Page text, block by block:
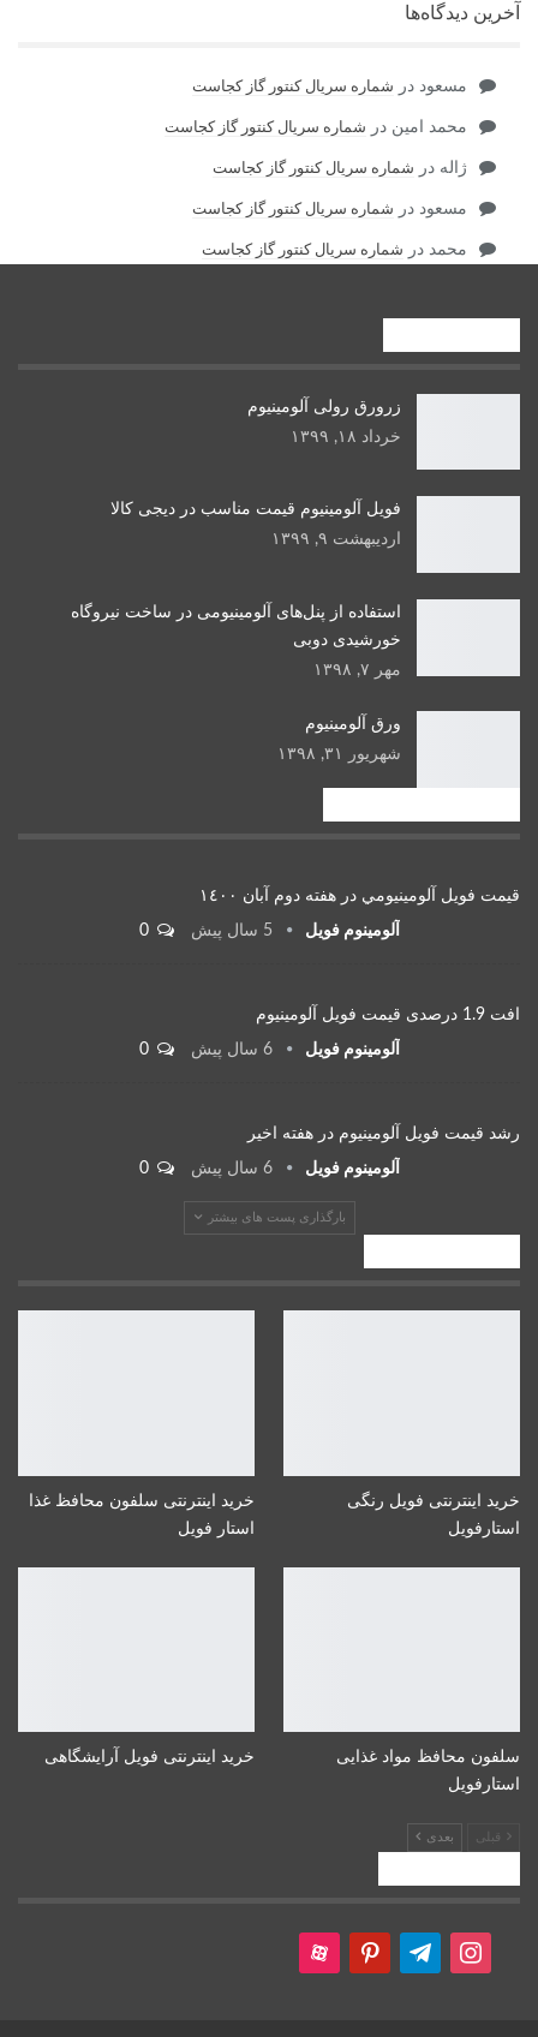
آخرین دیدگاه‌ها
مسعود در شماره سریال کنتور گاز کجاست
محمد امین در شماره سریال کنتور گاز کجاست
ژاله در شماره سریال کنتور گاز کجاست
مسعود در شماره سریال کنتور گاز کجاست
محمد در شماره سریال کنتور گاز کجاست
زرورق رولی آلومینیوم
خرداد ۱۸, ۱۳۹۹
فویل آلومینیوم قیمت مناسب در دیجی کالا
اردیبهشت ۹, ۱۳۹۹
استفاده از پنل‌های آلومینیومی در ساخت نیروگاه
خورشیدی دوبی
مهر ۷, ۱۳۹۸
ورق آلومینیوم
شهریور ۳۱, ۱۳۹۸
قيمت فويل آلومينيومي در هفته دوم آبان ١٤٠٠
آلومینوم فویل 5 سال پیش 0
افت 1.9 درصدی قیمت فویل آلومینیوم
آلومینوم فویل 6 سال پیش 0
رشد قیمت فویل آلومینیوم در هفته اخیر
آلومینوم فویل 6 سال پیش 0
بارگذاری پست های بیشتر
خرید اینترنتی فویل رنگی
استارفویل
خرید اینترنتی سلفون محافظ غذا
استار فویل
سلفون محافظ مواد غذایی
استارفویل
خرید اینترنتی فویل آرایشگاهی
قبلی بعدی
instagram
telegram
pinterest
aparat